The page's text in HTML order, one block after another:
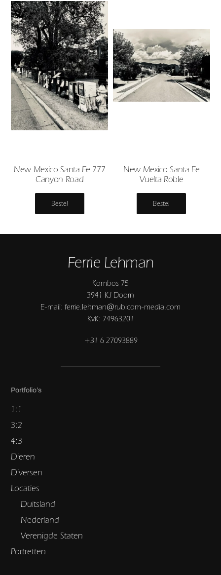
New Mexico Santa Fe 777
Canyon Road
Bestel
New Mexico Santa Fe
Vuelta Roble
Bestel
Ferrie Lehman
Kombos 75
3941 KJ Doorn
E-mail: ferrie.lehman@rubicom-media.com
KvK: 74963201
+31 6 27093889
Portfolio’s
1:1
3:2
4:3
Dieren
Diversen
Locaties
Duitsland
Nederland
Verenigde Staten
Portretten